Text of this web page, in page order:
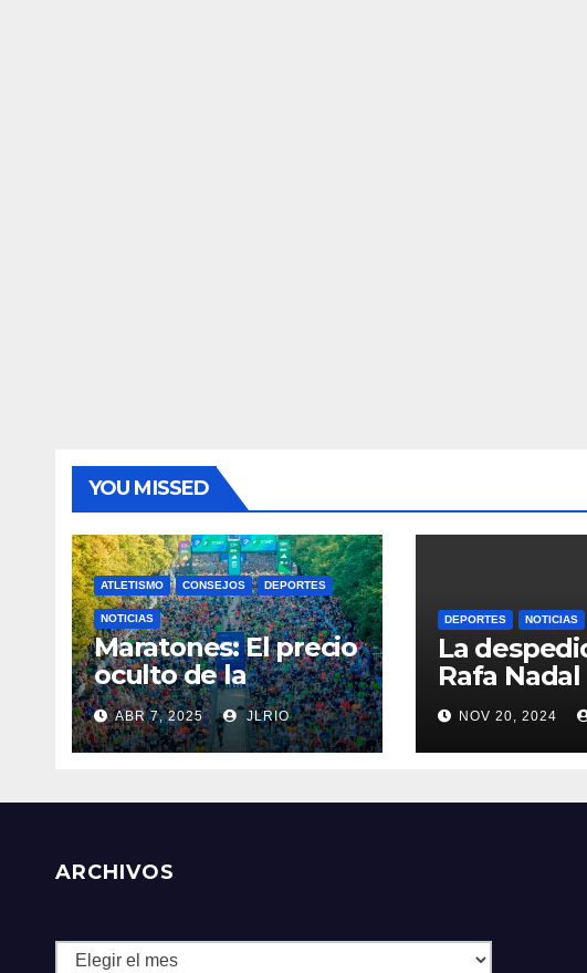
YOU MISSED
ATLETISMO CONSEJOS DEPORTES
NOTICIAS
Maratones: El precio
oculto de la
resistencia
ABR 7, 2025 JLRIO
DEPORTES NOTICIAS
La
Rafa Nadal
NOV 20, 2024
ARCHIVOS
Archivos